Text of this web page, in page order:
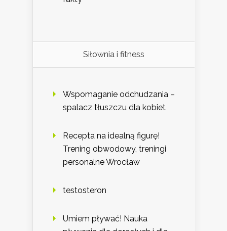
Siłownia i fitness
Wspomaganie odchudzania –
spalacz tłuszczu dla kobiet
Recepta na idealną figurę!
Trening obwodowy, treningi
personalne Wrocław
testosteron
Umiem pływać! Nauka